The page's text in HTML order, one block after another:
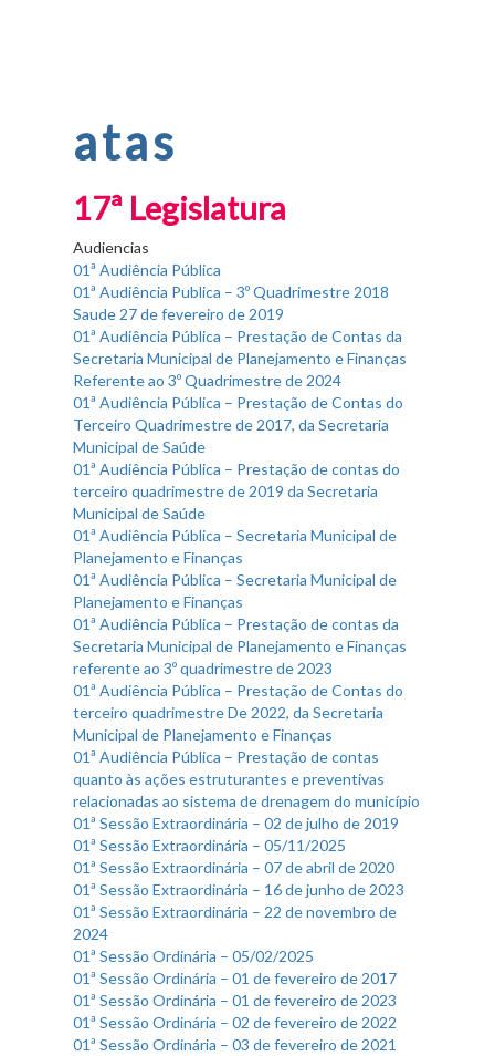
atas
17ª Legislatura
Audiencias
01ª Audiência Pública
01ª Audiência Publica – 3º Quadrimestre 2018
Saude 27 de fevereiro de 2019
01ª Audiência Pública – Prestação de Contas da
Secretaria Municipal de Planejamento e Finanças
Referente ao 3º Quadrimestre de 2024
01ª Audiência Pública – Prestação de Contas do
Terceiro Quadrimestre de 2017, da Secretaria
Municipal de Saúde
01ª Audiência Pública – Prestação de contas do
terceiro quadrimestre de 2019 da Secretaria
Municipal de Saúde
01ª Audiência Pública – Secretaria Municipal de
Planejamento e Finanças
01ª Audiência Pública – Secretaria Municipal de
Planejamento e Finanças
01ª Audiência Pública – Prestação de contas da
Secretaria Municipal de Planejamento e Finanças
referente ao 3º quadrimestre de 2023
01ª Audiência Pública – Prestação de Contas do
terceiro quadrimestre De 2022, da Secretaria
Municipal de Planejamento e Finanças
01ª Audiência Pública – Prestação de contas
quanto às ações estruturantes e preventivas
relacionadas ao sistema de drenagem do município
01ª Sessão Extraordinária – 02 de julho de 2019
01ª Sessão Extraordinária – 05/11/2025
01ª Sessão Extraordinária – 07 de abril de 2020
01ª Sessão Extraordinária – 16 de junho de 2023
01ª Sessão Extraordinária – 22 de novembro de
2024
01ª Sessão Ordinária – 05/02/2025
01ª Sessão Ordinária – 01 de fevereiro de 2017
01ª Sessão Ordinária – 01 de fevereiro de 2023
01ª Sessão Ordinária – 02 de fevereiro de 2022
01ª Sessão Ordinária – 03 de fevereiro de 2021